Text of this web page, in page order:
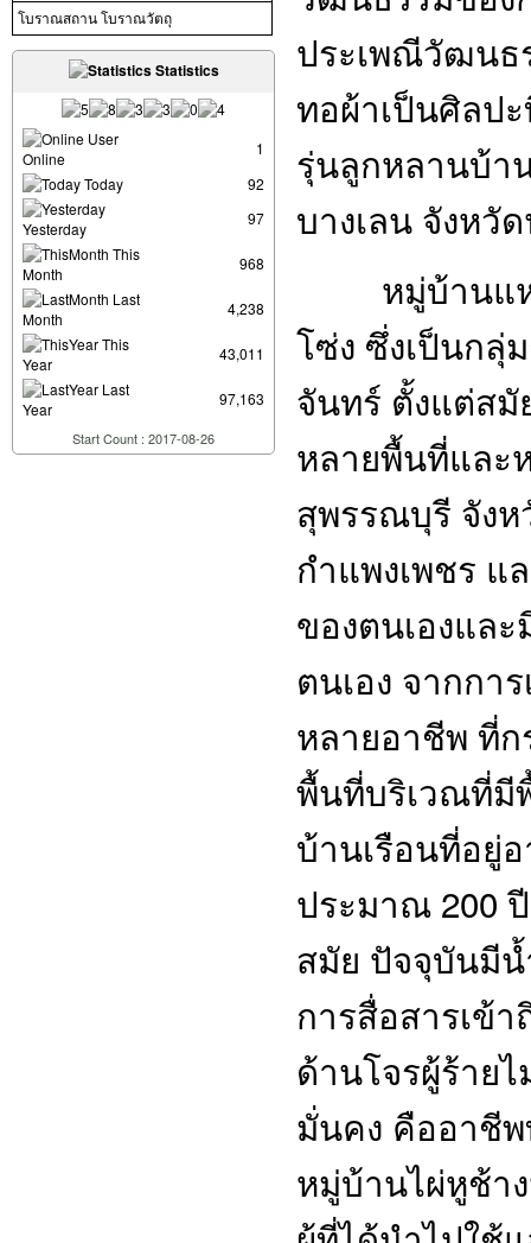
โบราณสถาน โบราณวัตถุ
Statistics
User
Online
1
Today
92
Yesterday
97
This
Month
968
Last
Month
4,238
This
Year
43,011
Last
Year
97,163
Start Count : 2017-08-26
ประเพณีวัฒนธ
ทอผ้าเป็นศิลป
รุ่นลูกหลานบ้า
บางเลน จังหวั
หมู่บ้านแ
โซ่ง ซึ่งเป็นกลุ่
จันทร์ ตั้งแต่สมั
หลายพื้นที่และ
สุพรรณบุรี จัง
กำแพงเพชร แ
ของตนเองแล
ตนเอง จากกา
หลายอาชีพ ที่ก
พื้นที่บริเวณที่มี
บ้านเรือนที่อยู่
ประมาณ 200
สมัย ปัจจุบันมี
การสื่อสารเข้
ด้านโจรผู้ร้าย
มั่นคง คืออาชีพ
หมู่บ้านไผ่หูช้า